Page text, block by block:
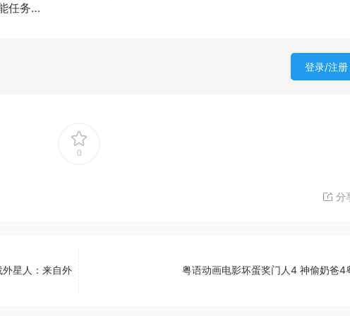
任务…
登录/注册
0
分
星人：来自外
粤语动画电影坏蛋奖门人4 神偷奶爸4